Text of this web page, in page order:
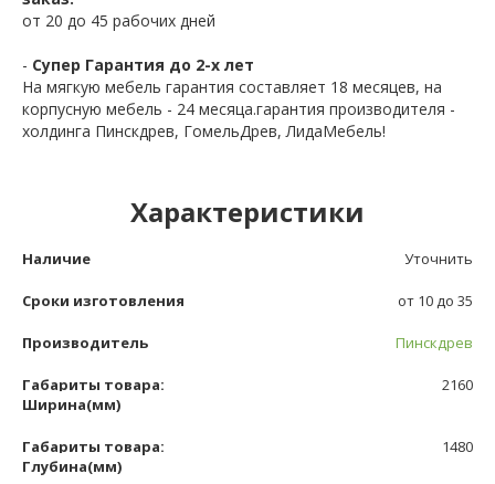
от 20 до 45 рабочих дней
- Супер Гарантия до 2-х лет
На мягкую мебель гарантия составляет 18 месяцев, на
корпусную мебель - 24 месяца.гарантия производителя -
холдинга Пинскдрев, ГомельДрев, ЛидаМебель!
Характеристики
Наличие Уточнить
Сроки изготовления от 10 до 35
Производитель Пинскдрев
Габариты товара:
Ширина(мм)
2160
Габариты товара:
Глубина(мм)
1480